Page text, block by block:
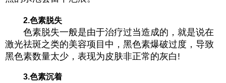
2.色素脱失
色素脱失一般是由于治疗过当造成的，就是说在
激光祛斑之类的美容项目中，黑色素爆破过度，导致
黑色素数量太少，表现为皮肤非正常的灰白!
3.色素沉着